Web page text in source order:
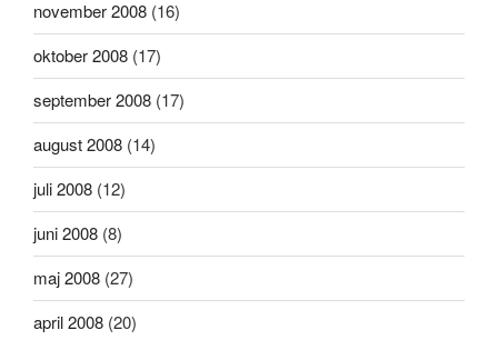
november 2008 (16)
oktober 2008 (17)
september 2008 (17)
august 2008 (14)
juli 2008 (12)
juni 2008 (8)
maj 2008 (27)
april 2008 (20)